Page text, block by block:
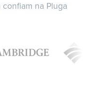
na Pluga